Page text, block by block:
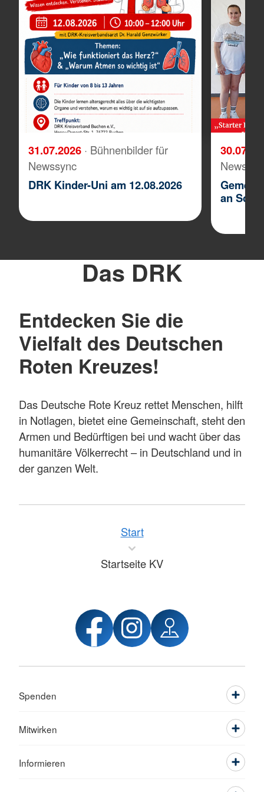
31.07.2026 · Bühnenbilder für
Newssync
DRK Kinder-Uni am 12.08.2026
an
Das DRK
Entdecken Sie die
Vielfalt des Deutschen
Roten Kreuzes!
Das Deutsche Rote Kreuz rettet Menschen, hilft
in Notlagen, bietet eine Gemeinschaft, steht den
Armen und Bedürftigen bei und wacht über das
humanitäre Völkerrecht – in Deutschland und in
der ganzen Welt.
Start
Startseite KV
Spenden
Mitwirken
Informieren